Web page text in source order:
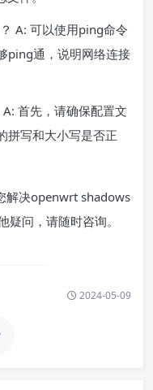
A: 可以使用ping命令
ping通，说明网络连接
首先，请确保配置文
拼写和大小写是否正
解决openwrt shadows
问，请随时咨询。
2024-05-09